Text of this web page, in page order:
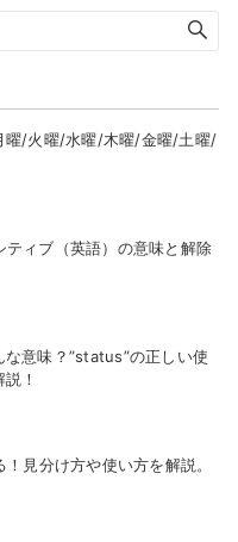
曜/火曜/水曜/木曜/金曜/土曜/
ィブ（英語）の意味と解除
な意味？”status”の正しい使
！
！見分け方や使い方を解説。